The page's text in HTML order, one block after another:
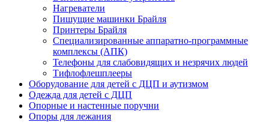
Нагреватели
Пишущие машинки Брайля
Принтеры Брайля
Специализированные аппаратно-программные
комплексы (АПК)
Телефоны для слабовидящих и незрячих людей
Тифлофлешплееры
Оборудование для детей с ДЦП и аутизмом
Одежда для детей с ДЦП
Опорные и настенные поручни
Опоры для лежания